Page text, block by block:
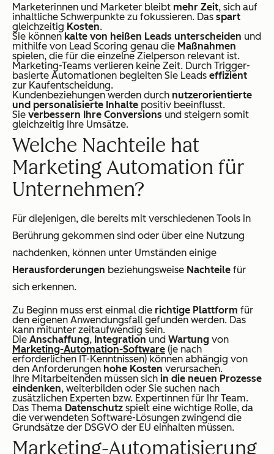
Marketerinnen und Marketer bleibt mehr Zeit, sich auf
inhaltliche Schwerpunkte zu fokussieren. Das spart
gleichzeitig Kosten.
Sie können kalte von heißen Leads unterscheiden und
mithilfe von Lead Scoring genau die Maßnahmen
spielen, die für die einzelne Zielperson relevant ist.
Marketing-Teams verlieren keine Zeit. Durch Trigger-
basierte Automationen begleiten Sie Leads effizient
zur Kaufentscheidung.
Kundenbeziehungen werden durch nutzerorientierte
und personalisierte Inhalte positiv beeinflusst.
Sie verbessern Ihre Conversions und steigern somit
gleichzeitig Ihre Umsätze.
Welche Nachteile hat
Marketing Automation für
Unternehmen?
Für diejenigen, die bereits mit verschiedenen Tools in
Berührung gekommen sind oder über eine Nutzung
nachdenken, können unter Umständen einige
Herausforderungen beziehungsweise Nachteile für
sich erkennen.
Zu Beginn muss erst einmal die richtige Plattform für
den eigenen Anwendungsfall gefunden werden. Das
kann mitunter zeitaufwendig sein.
Die Anschaffung, Integration und Wartung von
Marketing-Automation-Software (je nach
erforderlichen IT-Kenntnissen) können abhängig von
den Anforderungen hohe Kosten verursachen.
Ihre Mitarbeitenden müssen sich in die neuen Prozesse
eindenken, weiterbilden oder Sie suchen nach
zusätzlichen Experten bzw. Expertinnen für Ihr Team.
Das Thema Datenschutz spielt eine wichtige Rolle, da
die verwendeten Software-Lösungen zwingend die
Grundsätze der DSGVO der EU einhalten müssen.
Marketing-Automatisierung